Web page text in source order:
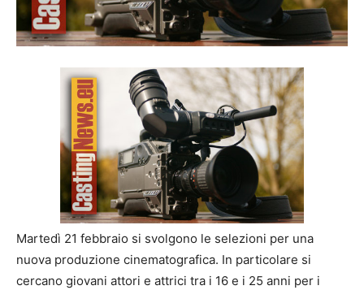
Martedì 21 febbraio si svolgono le selezioni per una
nuova produzione cinematografica. In particolare si
cercano giovani attori e attrici tra i 16 e i 25 anni per i